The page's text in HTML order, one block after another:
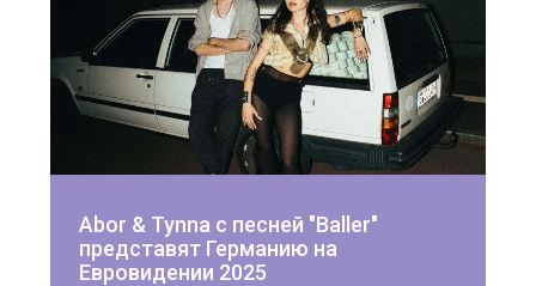
Abor & Tynna с песней "Baller"
представят Германию на
Евровидении 2025